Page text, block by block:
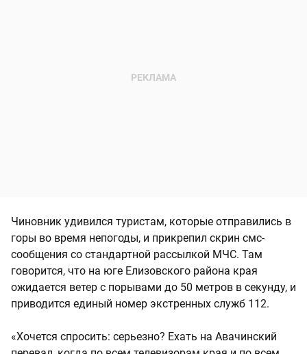
Чиновник удивился туристам, которые отправились в
горы во время непогоды, и прикрепил скрин смс-
сообщения со стандартной рассылкой МЧС. Там
говорится, что на юге Елизовского района края
ожидается ветер с порывами до 50 метров в секунду, и
приводится единый номер экстренных служб 112.
«Хочется спросить: серьезно? Ехать на Авачинский